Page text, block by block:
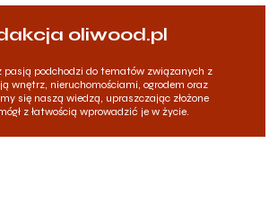
oliwood.pl
pasją podchodzi do tematów związanych z
wnętrz, nieruchomościami, ogrodem oraz
się naszą wiedzą, upraszczając złożone
z łatwością wprowadzić je w życie.